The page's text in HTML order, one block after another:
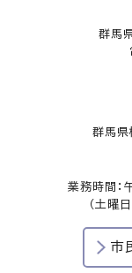
群馬
群馬
業務時間
（土曜
市